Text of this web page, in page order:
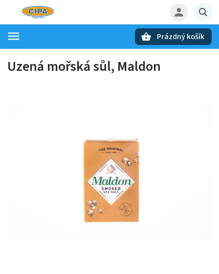
Prázdný košík
Uzená mořská sůl, Maldon